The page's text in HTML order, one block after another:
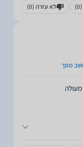
(0) לא עזרה (0)